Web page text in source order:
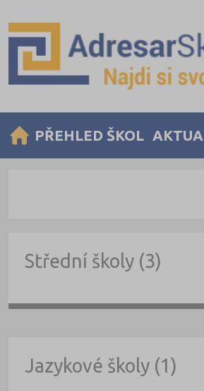
PŘEHLED ŠKOL
Střední školy (3)
Jazykové školy (1)